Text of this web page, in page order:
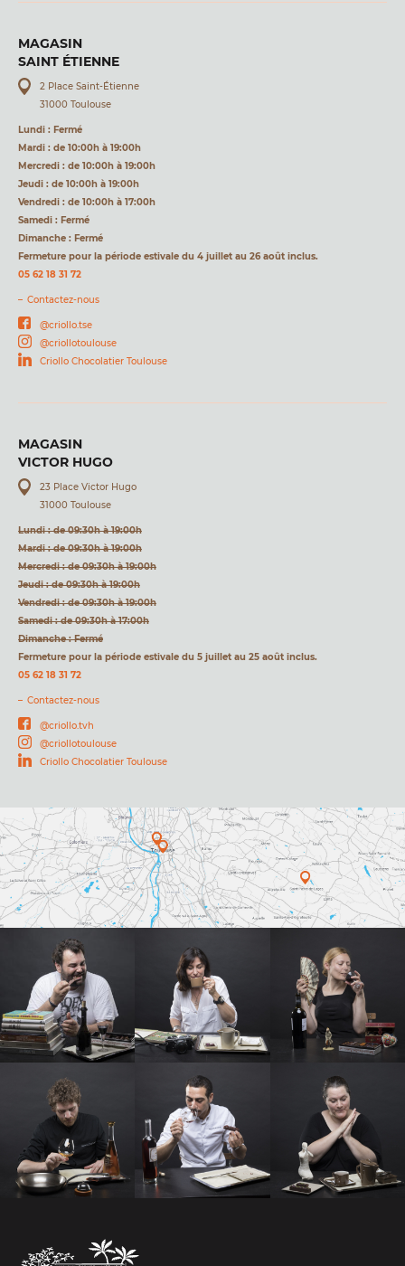
MAGASIN
SAINT ÉTIENNE
2 Place Saint-Étienne
31000 Toulouse
Lundi : Fermé
Mardi : de 10:00h à 19:00h
Mercredi : de 10:00h à 19:00h
Jeudi : de 10:00h à 19:00h
Vendredi : de 10:00h à 17:00h
Samedi : Fermé
Dimanche : Fermé
Fermeture pour la période estivale du 4 juillet au 26 août inclus.
05 62 18 31 72
Contactez-nous
@criollo.tse
@criollotoulouse
Criollo Chocolatier Toulouse
MAGASIN
VICTOR HUGO
23 Place Victor Hugo
31000 Toulouse
Lundi : de 09:30h à 19:00h
Mardi : de 09:30h à 19:00h
Mercredi : de 09:30h à 19:00h
Jeudi : de 09:30h à 19:00h
Vendredi : de 09:30h à 19:00h
Samedi : de 09:30h à 17:00h
Dimanche : Fermé
Fermeture pour la période estivale du 5 juillet au 25 août inclus.
05 62 18 31 72
Contactez-nous
@criollo.tvh
@criollotoulouse
Criollo Chocolatier Toulouse